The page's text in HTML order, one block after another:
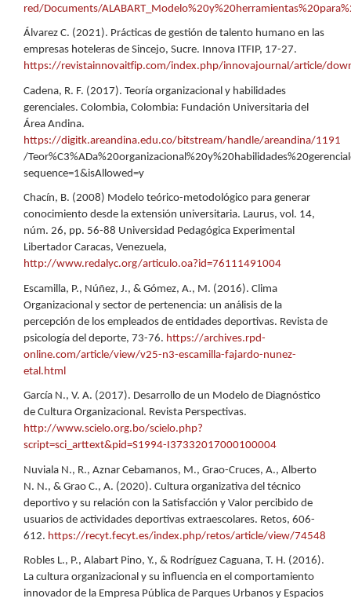
red/Documents/
Álvarez C. (2021). Prácticas de gestión de talento humano en las
empresas hoteleras de Sincejo, Sucre. Innova ITFIP, 17-27.
https://revistainnovaitfip.com/index.php/innovajournal/article/
Cadena, R. F. (2017). Teoría organizacional y habilidades
gerenciales. Colombia, Colombia: Fundación Universitaria del
Área Andina.
https://digitk.areandina.edu.co/bitstream/handle/areandina/1191
/
sequence=1&isAllowed=y
Chacín, B. (2008) Modelo teórico-metodológico para generar
conocimiento desde la extensión universitaria. Laurus, vol. 14,
núm. 26, pp. 56-88 Universidad Pedagógica Experimental
Libertador Caracas, Venezuela,
http://www.redalyc.org/articulo.oa?id=76111491004
Escamilla, P., Núñez, J., & Gómez, A., M. (2016). Clima
Organizacional y sector de pertenencia: un análisis de la
percepción de los empleados de entidades deportivas. Revista de
psicología del deporte, 73-76. https://archives.rpd-
online.com/article/view/v25-n3-escamilla-fajardo-nunez-
etal.html
García N., V. A. (2017). Desarrollo de un Modelo de Diagnóstico
de Cultura Organizacional. Revista Perspectivas.
http://www.scielo.org.bo/scielo.php?
script=sci_arttext&pid=S1994-I37332017000100004
Nuviala N., R., Aznar Cebamanos, M., Grao-Cruces, A., Alberto
N. N., & Grao C., A. (2020). Cultura organizativa del técnico
deportivo y su relación con la Satisfacción y Valor percibido de
usuarios de actividades deportivas extraescolares. Retos, 606-
612. https://recyt.fecyt.es/index.php/retos/article/view/74548
Robles L., P., Alabart Pino, Y., & Rodríguez Caguana, T. H. (2016).
La cultura organizacional y su influencia en el comportamiento
innovador de la Empresa Pública de Parques Urbanos y Espacios